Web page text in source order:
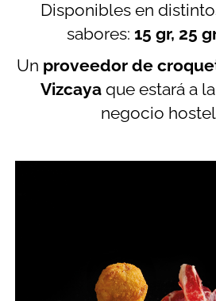
Disponibles en
sabores: 15 gr, 25
Un proveedor de
Vizcaya que estará a
negocio